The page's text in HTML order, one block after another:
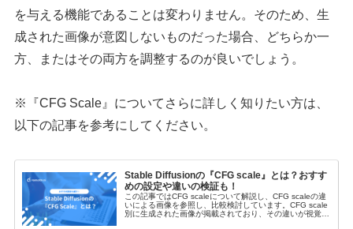
を与える機能であることは変わりません。そのため、生
成された画像が意図しないものだった場合、どちらか一
方、またはその両方を調整するのが良いでしょう。
※『CFG Scale』についてさらに詳しく知りたい方は、
以下の記事を参考にしてください。
Stable Diffusionの『CFG scale』とは？おすす
めの設定や違いの検証も！
この記事ではCFG scaleについて解説し、CFG scaleの違
いによる画像を参照し、比較検討しています。CFG scale
別に生成された画像が掲載されており、その違いが視覚的